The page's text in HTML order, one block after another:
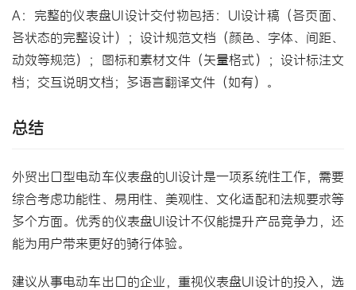
A：完整的仪表盘UI设计交付物包括：UI设计稿（各页面、
各状态的完整设计）；设计规范文档（颜色、字体、间距、
动效等规范）；图标和素材文件（矢量格式）；设计标注文
档；交互说明文档；多语言翻译文件（如有）。
总结
外贸出口型电动车仪表盘的UI设计是一项系统性工作，需要
综合考虑功能性、易用性、美观性、文化适配和法规要求等
多个方面。优秀的仪表盘UI设计不仅能提升产品竞争力，还
能为用户带来更好的骑行体验。
建议从事电动车出口的企业，重视仪表盘UI设计的投入，选